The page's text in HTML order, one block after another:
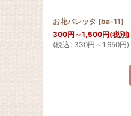
お花バレッタ [ba-11]
300円 ～1,500円(税別)
(税込 : 330円 ～1,650円)